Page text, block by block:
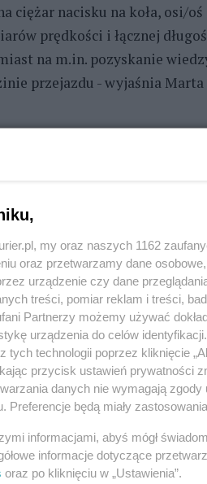
ciężar nacisku na koła, osi/oś
prędkości i łącznej
na m.in. pozyskanie
przejazdu - wyjaśnia
pojazdów przeciążonych na
od dnia
Koszt montażu wag z
osiedlu Głębokie i ul.
lokalizacji, gdzie
my oraz naszych 1162
oraz przetwarzamy dane
urządzenie czy dane
treści, pomiar reklam i treści,
Partnerzy możemy używać
urządzenia do celów
tych technologii poprzez kliknięcie
przycisk ustawień prywatności
danych nie wymagają
Preferencje będą miały
informacjami, abyś mógł
informacje dotyczące
oraz po kliknięciu w „Ustawienia”.